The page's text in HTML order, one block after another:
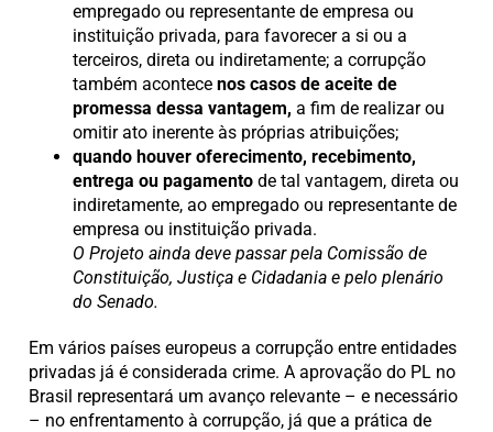
empregado ou representante de empresa ou
instituição privada, para favorecer a si ou a
terceiros, direta ou indiretamente; a corrupção
também acontece nos casos de aceite de
promessa dessa vantagem, a fim de realizar ou
omitir ato inerente às próprias atribuições;
quando houver oferecimento, recebimento,
entrega ou pagamento de tal vantagem, direta ou
indiretamente, ao empregado ou representante de
empresa ou instituição privada.
O Projeto ainda deve passar pela Comissão de
Constituição, Justiça e Cidadania e pelo plenário
do Senado.
Em vários países europeus a corrupção entre entidades
privadas já é considerada crime. A aprovação do PL no
Brasil representará um avanço relevante – e necessário
– no enfrentamento à corrupção, já que a prática de